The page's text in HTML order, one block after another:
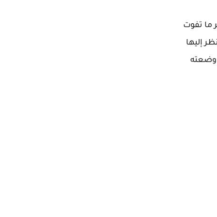
ما تفوت
إليها